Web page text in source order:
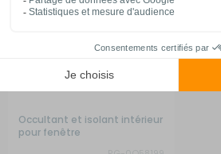
Occultant et isolant intérieur
pour fenêtre